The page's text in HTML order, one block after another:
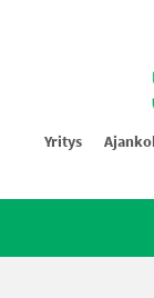
Yritys